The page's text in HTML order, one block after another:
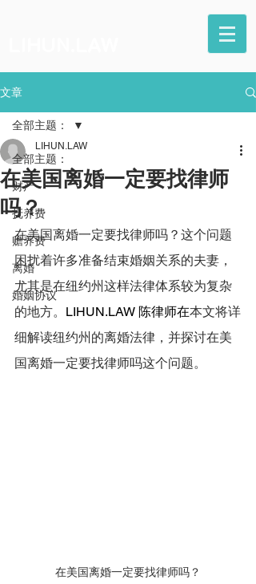
文章
全部主题：
财产
抚养费
赡养费
离婚
婚姻协议
全部主题：
在美国离婚一定要找律师
吗？
LIHUN.LAW
在美国离婚一定要找律师吗？这个问题
困扰着许多准备结束婚姻关系的夫妻，
尤其是在纽约州这样法律体系较为复杂
的地方。 LIHUN.LAW 陈律师在本文将详
细解读纽约州的离婚法律，并探讨在美
国离婚一定要找律师吗这个问题。
在美国离婚一定要找律师吗？